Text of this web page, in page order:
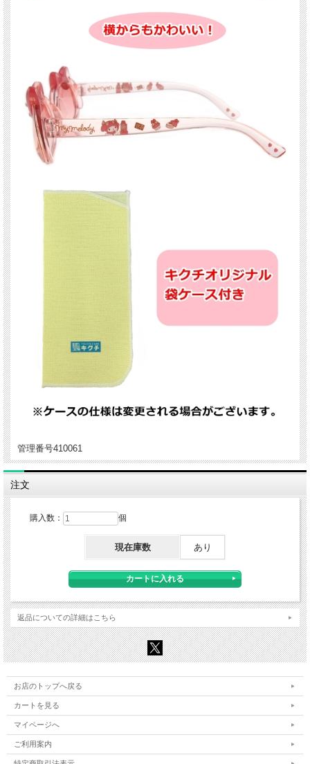
管理番号410061
注文
購入数： 個
現在庫数 あり
返品についての詳細はこちら
お店のトップへ戻る
カートを見る
マイページへ
ご利用案内